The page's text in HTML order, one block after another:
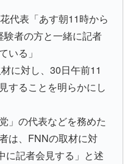
代表「あす朝11時から
者の方と一緒に記者
いる」
に対し、30日午前11
することを明らかにし
」の代表などを務めた
は、FNNの取材に対
に記者会見する」と述